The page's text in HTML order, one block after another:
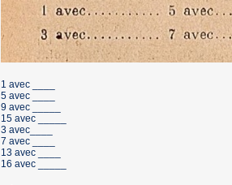
1 avec ____
5 avec ____
9 avec _____
15 avec _____
3 avec____
7 avec ____
13 avec ____
16 avec _____